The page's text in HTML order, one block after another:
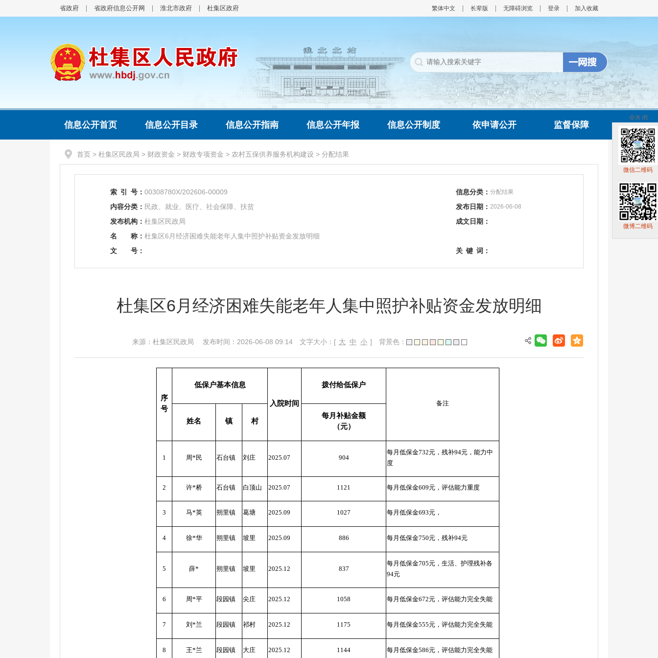
省政府 省政府信息公开网 淮北市政府 杜集区政府 繁体中文 长辈版 无障碍浏览 登录 加入收藏
信息公开首页 信息公开目录 信息公开指南 信息公开年报 信息公开制度 依申请公开 监督保障
首页 > 杜集区民政局 > 财政资金 > 财政专项资金 > 农村五保供养服务机构建设 > 分配结果
索 引 号： 00308780X/202606-00009 信息分类： 分配结果
内容分类： 民政、就业、医疗、社会保障、扶贫 发布日期： 2026-06-08
发布机构： 杜集区民政局
成文日期：
名
称： 杜集区6月经济困难失能老年人集中照护补贴资金发放明细
文
号： 关 键 词：
杜集区6月经济困难失能老年人集中照护补贴资金发放明细
来源：杜集区民政局 发布时间：2026-06-08 09:14 文字大小：[ 大 中 小 ] 背景色：
序
号
低保户基本信息
入院时间
拨付给低保户
备注
姓名 镇 村
每月补贴金额
（元）
1 周*民 石台镇 刘庄 2025.07 904
每月低保金732元，残补94元，能力中
度
2 许*桥 石台镇 白顶山 2025.07 1121 每月低保金609元，评估能力重度
3 马*英 朔里镇 葛塘 2025.09 1027 每月低保金693元，
4 徐*华 朔里镇 坡里 2025.09 886 每月低保金750元，残补94元
5 薛* 朔里镇 坡里 2025.12 837
每月低保金705元，生活、护理残补各
94元
6 周*平 段园镇 尖庄 2025.12 1058 每月低保金672元，评估能力完全失能
7 刘*兰 段园镇 祁村 2025.12 1175 每月低保金555元，评估能力完全失能
8 王*兰 段园镇 大庄 2025.12 1144 每月低保金586元，评估能力完全失能
微信二维码
微博二维码